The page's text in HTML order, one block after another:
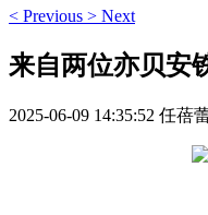
< Previous > Next
来自两位亦贝安
2025-06-09 14:35:52 任蓓